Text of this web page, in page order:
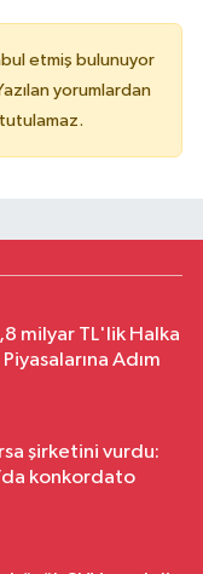
etmiş bulunuyor
yorumlardan
milyar TL'lik Halka
Adım
şirketini vurdu:
konkordato